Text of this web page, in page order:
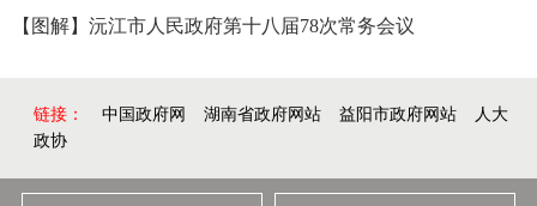
【图解】沅江市人民政府第十八届78次常务会议
链接： 中国政府网 湖南省政府网站 益阳市政府网站
人大
政协